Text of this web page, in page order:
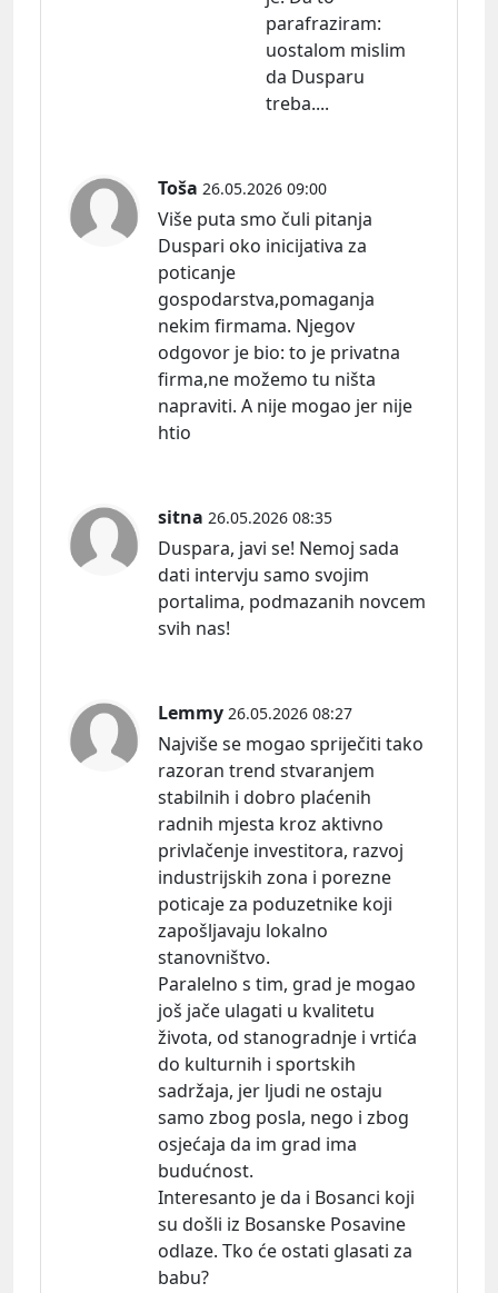
parafraziram:
uostalom mislim
da Dusparu
treba....
Toša 26.05.2026 09:00
Više puta smo čuli pitanja
Duspari oko inicijativa za
poticanje
gospodarstva,pomaganja
nekim firmama. Njegov
odgovor je bio: to je privatna
firma,ne možemo tu ništa
napraviti. A nije mogao jer nije
htio
sitna 26.05.2026 08:35
Duspara, javi se! Nemoj sada
dati intervju samo svojim
portalima, podmazanih novcem
svih nas!
Lemmy 26.05.2026 08:27
Najviše se mogao spriječiti tako
razoran trend stvaranjem
stabilnih i dobro plaćenih
radnih mjesta kroz aktivno
privlačenje investitora, razvoj
industrijskih zona i porezne
poticaje za poduzetnike koji
zapošljavaju lokalno
stanovništvo.
Paralelno s tim, grad je mogao
još jače ulagati u kvalitetu
života, od stanogradnje i vrtića
do kulturnih i sportskih
sadržaja, jer ljudi ne ostaju
samo zbog posla, nego i zbog
osjećaja da im grad ima
budućnost.
Interesanto je da i Bosanci koji
su došli iz Bosanske Posavine
odlaze. Tko će ostati glasati za
babu?